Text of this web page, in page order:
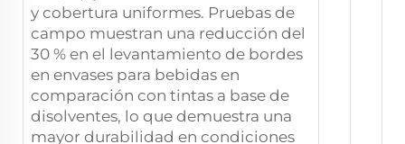
y cobertura uniformes. Pruebas de
campo muestran una reducción del
30 % en el levantamiento de bordes
en envases para bebidas en
comparación con tintas a base de
disolventes, lo que demuestra una
mayor durabilidad en condiciones